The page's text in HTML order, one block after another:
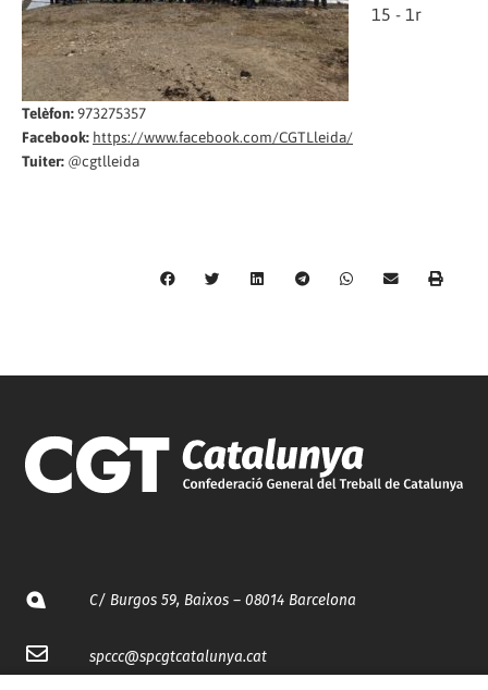
15 - 1r
Telèfon:973275357
Facebook: https://www.facebook.com/CGTLleida/
Tuiter: @cgtlleida
C/ Burgos 59, Baixos – 08014 Barcelona
spccc@spcgtcatalunya.cat